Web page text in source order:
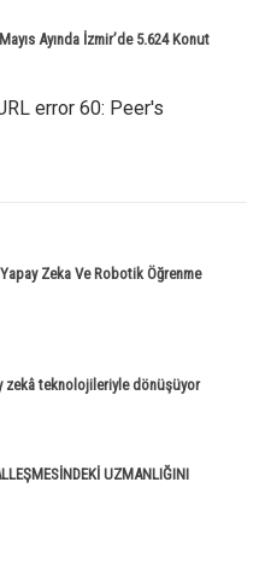
Ayında İzmir’de 5.624 Konut
error 60: Peer's
Zeka Ve Robotik Öğrenme
zekâ teknolojileriyle dönüşüyor
UZMANLIĞINI